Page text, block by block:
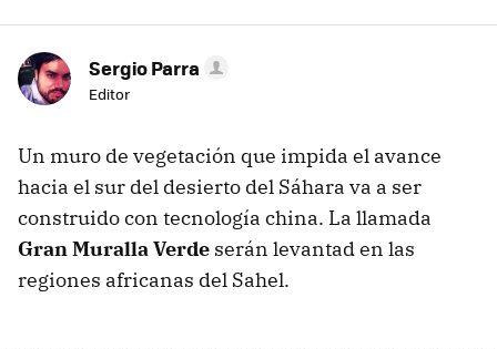
Sergio Parra
Editor
Un muro de vegetación que impida el avance
hacia el sur del desierto del Sáhara va a ser
construido con tecnología china. La llamada
Gran Muralla Verde serán levantad en las
regiones africanas del Sahel.